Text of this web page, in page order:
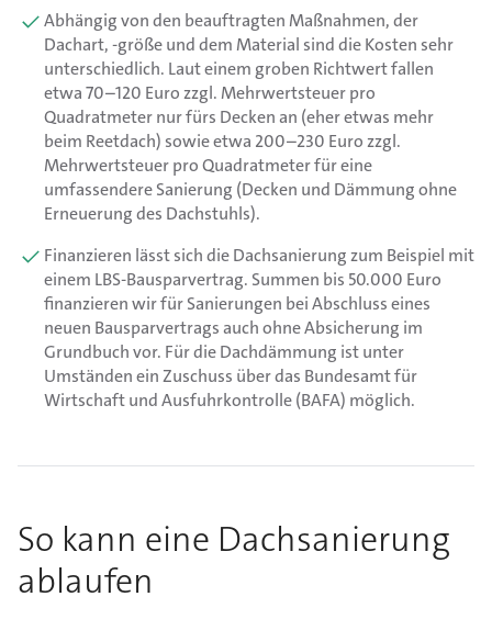
Abhängig von den beauftragten Maßnahmen, der
Dachart, -größe und dem Material sind die Kosten sehr
unterschiedlich. Laut einem groben Richtwert fallen
etwa 70–120 Euro zzgl. Mehrwertsteuer pro
Quadratmeter nur fürs Decken an (eher etwas mehr
beim Reetdach) sowie etwa 200–230 Euro zzgl.
Mehrwertsteuer pro Quadratmeter für eine
umfassendere Sanierung (Decken und Dämmung ohne
Erneuerung des Dachstuhls).
Finanzieren lässt sich die Dachsanierung zum Beispiel mit
einem LBS-Bausparvertrag. Summen bis 50.000 Euro
finanzieren wir für Sanierungen bei Abschluss eines
neuen Bausparvertrags auch ohne Absicherung im
Grundbuch vor. Für die Dachdämmung ist unter
Umständen ein Zuschuss über das Bundesamt für
Wirtschaft und Ausfuhrkontrolle (BAFA) möglich.
So kann eine Dachsanierung
ablaufen